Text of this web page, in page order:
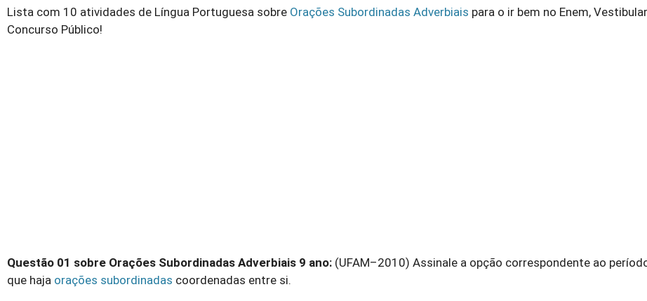
Lista com 10 atividades de Língua Portuguesa sobre Orações Subordinadas Adverbiais para o ir bem no Enem,
Concurso Público!
Questão 01 sobre Orações Subordinadas Adverbiais 9 ano: (UFAM–2010) Assinale a opção correspondente ao
que haja orações subordinadas coordenadas entre si.